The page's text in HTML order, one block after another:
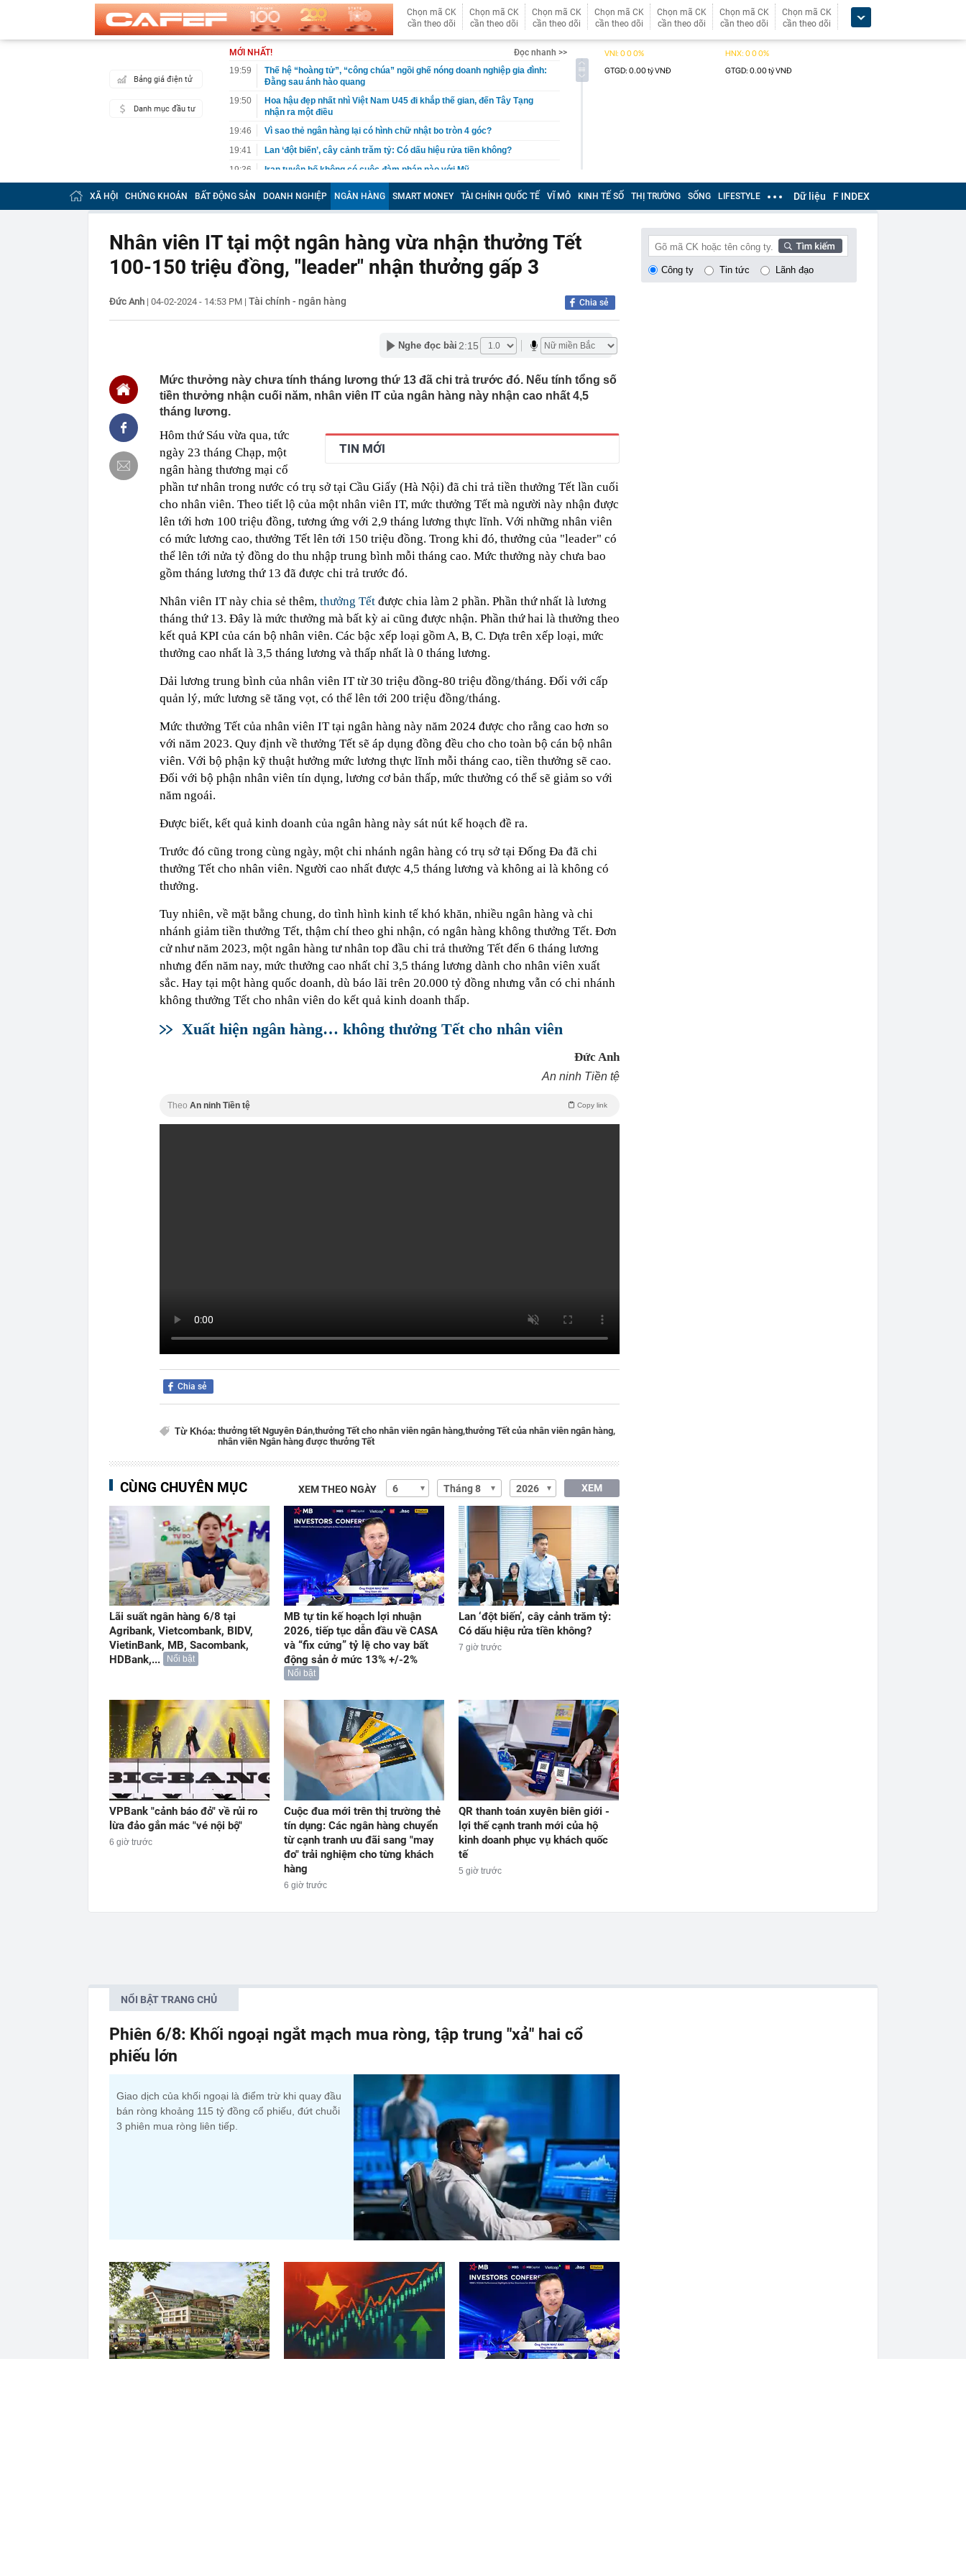
Chọn mã CK
cần theo dõi
Chọn mã CK
cần theo dõi
Chọn mã CK
cần theo dõi
Chọn mã CK
cần theo dõi
Chọn mã CK
cần theo dõi
Chọn mã CK
cần theo dõi
Chọn mã CK
cần theo dõi
Bảng giá điện tử
Danh mục đầu tư
MỚI NHẤT!
Đọc nhanh >>
19:59
Thế hệ “hoàng tử”, “công chúa” ngồi ghế nóng doanh nghiệp gia đình:
Đằng sau ánh hào quang
19:50
Hoa hậu đẹp nhất nhì Việt Nam U45 đi khắp thế gian, đến Tây Tạng
nhận ra một điều
19:46
Vì sao thẻ ngân hàng lại có hình chữ nhật bo tròn 4 góc?
19:41
Lan ‘đột biến’, cây cảnh trăm tỷ: Có dấu hiệu rửa tiền không?
19:36
Iran tuyên bố không có cuộc đàm phán nào với Mỹ
19:30
Lãnh án tù vì nhận tiền chuyển nhầm nhưng không trả
19:29
VPBank "cảnh báo đỏ" về rủi ro lừa đảo gắn mác "vé nội bộ"
19:25
Hãng xe của tỷ phú Phạm Nhật Vượng cán mốc 60 đại lý tại quốc gia
1,4 tỷ dân
Ra quyết định khởi tố Võ Thị Mai SN 1973 cùng 8 người khác
19:20
Cristiano Ronaldo khoe dàn siêu xe triệu USD trong gara cá nhân
Vietlott 6/8 - Xổ số Power 6/55 - Kết quả xổ số Vietlott hôm nay
MB, Sacombank, HDBank,...
19:14
Công ty con của HAGL chốt thời gian IPO 18,8 triệu cổ phiếu
19:10
19:09
Cuộc đua mới trên thị trường thẻ tín dụng: Các ngân hàng chuyển từ
cạnh tranh ưu đãi sang "may đo" trải nghiệm cho từng khách hàng
19:09
Công an xác minh giao dịch chuyển khoản 747.500.000 đồng giữa
Nguyễn Thị Phương Hoa và Trần Văn Phúc: 1 người được mời đến
ngân hàng làm việc
19:05
Diva Mỹ Linh và giảng viên thanh nhạc đắt show nhất Việt Nam: 11
năm mới có 1 lời xin lỗi
Khoan sâu 850 mét, phát hiện 1,78 triệu tấn kim loại, lập kỷ lục cả
nước, đủ dùng hàng trăm năm
XÃ HỘI CHỨNG KHOÁN BẤT ĐỘNG SẢN DOANH NGHIỆP NGÂN HÀNG SMART MONEY TÀI CHÍNH QUỐC TẾ VĨ MÔ KINH TẾ SỐ THỊ TRƯỜNG SỐNG LIFESTYLE Dữ liệu F INDEX
Nhân viên IT tại một ngân hàng vừa nhận thưởng Tết
100-150 triệu đồng, "leader" nhận thưởng gấp 3
Đức Anh | 04-02-2024 - 14:53 PM | Tài chính - ngân hàng Chia sẻ
Nghe đọc bài 2:15
Mức thưởng này chưa tính tháng lương thứ 13 đã chi trả trước đó. Nếu tính tổng số
tiền thưởng nhận cuối năm, nhân viên IT của ngân hàng này nhận cao nhất 4,5
tháng lương.
TIN MỚI
Hôm thứ Sáu vừa qua, tức
ngày 23 tháng Chạp, một
ngân hàng thương mại cổ
phần tư nhân trong nước có trụ sở tại Cầu Giấy (Hà Nội) đã chi trả tiền thưởng Tết lần cuối
cho nhân viên. Theo tiết lộ của một nhân viên IT, mức thưởng Tết mà người này nhận được
lên tới hơn 100 triệu đồng, tương ứng với 2,9 tháng lương thực lĩnh. Với những nhân viên
có mức lương cao, thưởng Tết lên tới 150 triệu đồng. Trong khi đó, thưởng của "leader" có
thể lên tới nửa tỷ đồng do thu nhập trung bình mỗi tháng cao. Mức thưởng này chưa bao
gồm tháng lương thứ 13 đã được chi trả trước đó.
Nhân viên IT này chia sẻ thêm, thưởng Tết được chia làm 2 phần. Phần thứ nhất là lương
tháng thứ 13. Đây là mức thưởng mà bất kỳ ai cũng được nhận. Phần thứ hai là thưởng theo
kết quả KPI của cán bộ nhân viên. Các bậc xếp loại gồm A, B, C. Dựa trên xếp loại, mức
thưởng cao nhất là 3,5 tháng lương và thấp nhất là 0 tháng lương.
Dải lương trung bình của nhân viên IT từ 30 triệu đồng-80 triệu đồng/tháng. Đối với cấp
quản lý, mức lương sẽ tăng vọt, có thể lên tới 200 triệu đồng/tháng.
Mức thưởng Tết của nhân viên IT tại ngân hàng này năm 2024 được cho rằng cao hơn so
với năm 2023. Quy định về thưởng Tết sẽ áp dụng đồng đều cho cho toàn bộ cán bộ nhân
viên. Với bộ phận kỹ thuật hưởng mức lương thực lĩnh mỗi tháng cao, tiền thưởng sẽ cao.
Đối với bộ phận nhân viên tín dụng, lương cơ bản thấp, mức thưởng có thể sẽ giảm so với
năm ngoái.
Được biết, kết quả kinh doanh của ngân hàng này sát nút kế hoạch đề ra.
Trước đó cũng trong cùng ngày, một chi nhánh ngân hàng có trụ sở tại Đống Đa đã chi
thưởng Tết cho nhân viên. Người cao nhất được 4,5 tháng lương và không ai là không có
thưởng.
Tuy nhiên, về mặt bằng chung, do tình hình kinh tế khó khăn, nhiều ngân hàng và chi
nhánh giảm tiền thưởng Tết, thậm chí theo ghi nhận, có ngân hàng không thưởng Tết. Đơn
cử như năm 2023, một ngân hàng tư nhân top đầu chi trả thưởng Tết đến 6 tháng lương
nhưng đến năm nay, mức thưởng cao nhất chỉ 3,5 tháng lương dành cho nhân viên xuất
sắc. Hay tại một hàng quốc doanh, dù báo lãi trên 20.000 tỷ đồng nhưng vẫn có chi nhánh
không thưởng Tết cho nhân viên do kết quả kinh doanh thấp.
Xuất hiện ngân hàng… không thưởng Tết cho nhân viên
Đức Anh
An ninh Tiền tệ
Theo An ninh Tiền tệ Copy link
Chia sẻ
Từ Khóa: thưởng tết Nguyên Đán,thưởng Tết cho nhân viên ngân hàng,thưởng Tết của nhân viên ngân hàng,
nhân viên Ngân hàng được thưởng Tết
CÙNG CHUYÊN MỤC XEM THEO NGÀY XEM
Lãi suất ngân hàng 6/8 tại
Agribank, Vietcombank, BIDV,
VietinBank, MB, Sacombank,
HDBank,...
Nổi bật
MB tự tin kế hoạch lợi nhuận
2026, tiếp tục dẫn đầu về CASA
và “fix cứng” tỷ lệ cho vay bất
động sản ở mức 13% +/-2%
Nổi bật
Lan ‘đột biến’, cây cảnh trăm tỷ:
Có dấu hiệu rửa tiền không?
7 giờ trước
VPBank "cảnh báo đỏ" về rủi ro
lừa đảo gắn mác "vé nội bộ"
6 giờ trước
Cuộc đua mới trên thị trường thẻ
tín dụng: Các ngân hàng chuyển
từ cạnh tranh ưu đãi sang "may
đo" trải nghiệm cho từng khách
hàng
6 giờ trước
QR thanh toán xuyên biên giới -
lợi thế cạnh tranh mới của hộ
kinh doanh phục vụ khách quốc
tế
5 giờ trước
Công ty Tin tức Lãnh đạo
NỔI BẬT TRANG CHỦ
Phiên 6/8: Khối ngoại ngắt mạch mua ròng, tập trung "xả" hai cổ
phiếu lớn
Giao dịch của khối ngoại là điểm trừ khi quay đầu
bán ròng khoảng 115 tỷ đồng cổ phiếu, đứt chuỗi
3 phiên mua ròng liên tiếp.